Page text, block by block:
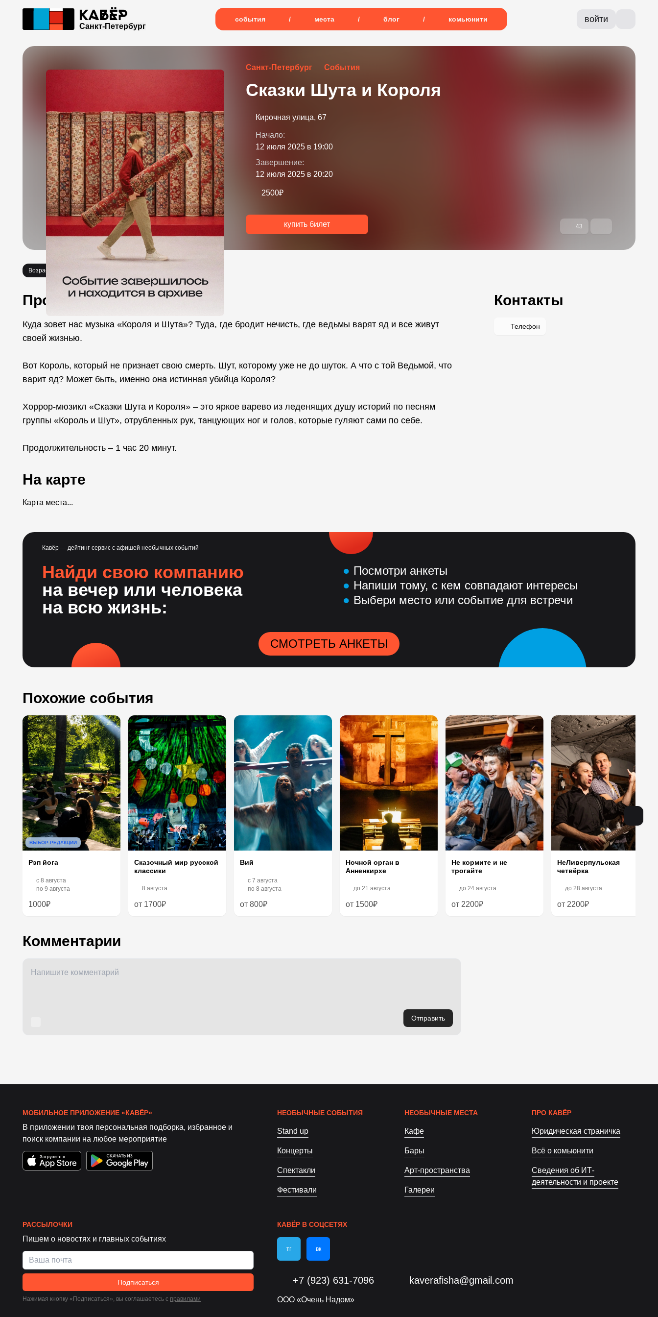
Санкт-Петербург
события / места / блог / комьюнити войти
Санкт-Петербург События
Сказки Шута и Короля
купить билет 43
Кирочная улица, 67
Начало:
12 июля 2025 в 19:00
Завершение:
12 июля 2025 в 20:20
2500₽
Возраст 18+
Про событие
Куда зовет нас музыка «Короля и Шута»? Туда, где бродит нечисть, где ведьмы варят яд и все живут
своей жизнью.
Вот Король, который не признает свою смерть. Шут, которому уже не до шуток. А что с той Ведьмой, что
варит яд? Может быть, именно она истинная убийца Короля?
Хоррор-мюзикл «Сказки Шута и Короля» – это яркое варево из леденящих душу историй по песням
группы «Король и Шут», отрубленных рук, танцующих ног и голов, которые гуляют сами по себе.
Продолжительность – 1 час 20 минут.
Контакты
Телефон
На карте
Карта места...
Кавёр — дейтинг-сервис с афишей необычных событий
Найди свою компанию
на вечер или человека
на всю жизнь:
● Посмотри анкеты
● Напиши тому, с кем совпадают интересы
● Выбери место или событие для встречи
СМОТРЕТЬ АНКЕТЫ
Похожие события
ВЫБОР РЕДАКЦИИ
Рэп йога
c 8 августа
по 9 августа
1000₽
Сказочный мир русской
классики
8 августа
от 1700₽
Вий
c 7 августа
по 8 августа
от 800₽
Ночной орган в
Анненкирхе
до 21 августа
от 1500₽
Не кормите и не
трогайте
до 24 августа
от 2200₽
НеЛиверпульская
четвёрка
до 28 августа
от 2200₽
Комментарии
Отправить
МОБИЛЬНОЕ ПРИЛОЖЕНИЕ «КАВЁР»
В приложении твоя персональная подборка, избранное и
поиск компании на любое мероприятие
НЕОБЫЧНЫЕ СОБЫТИЯ
Stand up
Концерты
Спектакли
Фестивали
НЕОБЫЧНЫЕ МЕСТА
Кафе
Бары
Арт-пространства
Галереи
ПРО КАВЁР
Юридическая страничка
Всё о комьюнити
Сведения об ИТ-
деятельности и проекте
РАССЫЛОЧКИ
Пишем о новостях и главных событиях
Подписаться
Нажимая кнопку «Подписаться», вы соглашаетесь c правилами
КАВЁР В СОЦСЕТЯХ
тг вк
+7 (923) 631-7096 kaverafisha@gmail.com
ООО «Очень Надом»